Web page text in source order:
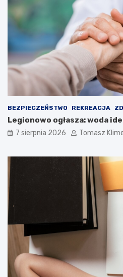
BEZPIECZEŃSTWO REKREACJA
Legionowo ogłasza: woda
7 sierpnia 2026 Tomasz